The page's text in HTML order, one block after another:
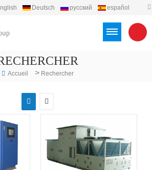
Deutsch русский
español
Accueil > Rechercher